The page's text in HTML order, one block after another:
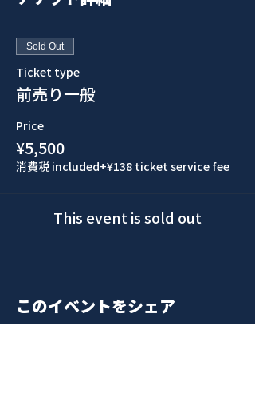
Sold Out
Ticket type
前売り一般
Price
¥5,500
消費税 included+¥138 ticket service fee
This event is sold out
このイベントをシェア